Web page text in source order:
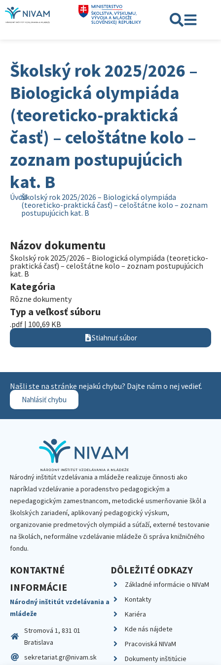
Školský rok 2025/2026 –
Biologická olympiáda
(teoreticko-praktická
časť) – celoštátne kolo –
zoznam postupujúcich
kat. B
ÚvodŠkolský rok 2025/2026 – Biologická olympiáda
(teoreticko-praktická časť) – celoštátne kolo – zoznam
postupujúcich kat. B
Názov dokumentu
Školský rok 2025/2026 – Biologická olympiáda (teoreticko-
praktická časť) – celoštátne kolo – zoznam postupujúcich
kat. B
Kategória
Rôzne dokumenty
Typ a veľkosť súboru
.pdf | 100,69 KB
Stiahnuť súbor
Našli ste na stránke nejakú chybu? Dajte nám o nej vedieť.
Nahlásiť chybu
Národný inštitút vzdelávania a mládeže realizuje činnosti ako
napríklad vzdelávanie a poradenstvo pedagogickým a
nepedagogickým zamestnancom, metodické usmerňovanie škôl a
školských zariadení, aplikovaný pedagogický výskum,
organizovanie predmetových olympiád a súťaží, externé testovanie
na školách, neformálne vzdelávanie mládeže či správa knižničného
fondu.
KONTAKTNÉ
INFORMÁCIE
Národný inštitút vzdelávania a
mládeže
Stromová 1, 831 01
Bratislava
sekretariat.gr@nivam.sk
DÔLEŽITÉ ODKAZY
Základné informácie o NIVaM
Kontakty
Kariéra
Kde nás nájdete
Pracoviská NIVaM
Dokumenty inštitúcie